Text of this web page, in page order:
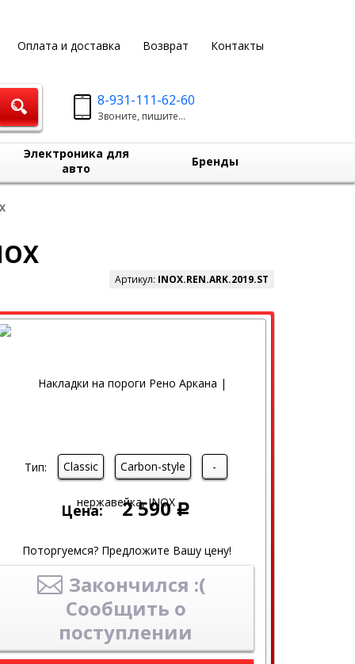
Оплата и доставка Возврат Контакты
8-931-111-62-60
Звоните, пишите...
Электроника для
авто
Бренды
Артикул: INOX.REN.ARK.2019.ST
Тип: Classic Carbon-style -
Цена: 2 590 Р
Поторгуемся? Предложите Вашу цену!
Закончился :(
Сообщить о
поступлении